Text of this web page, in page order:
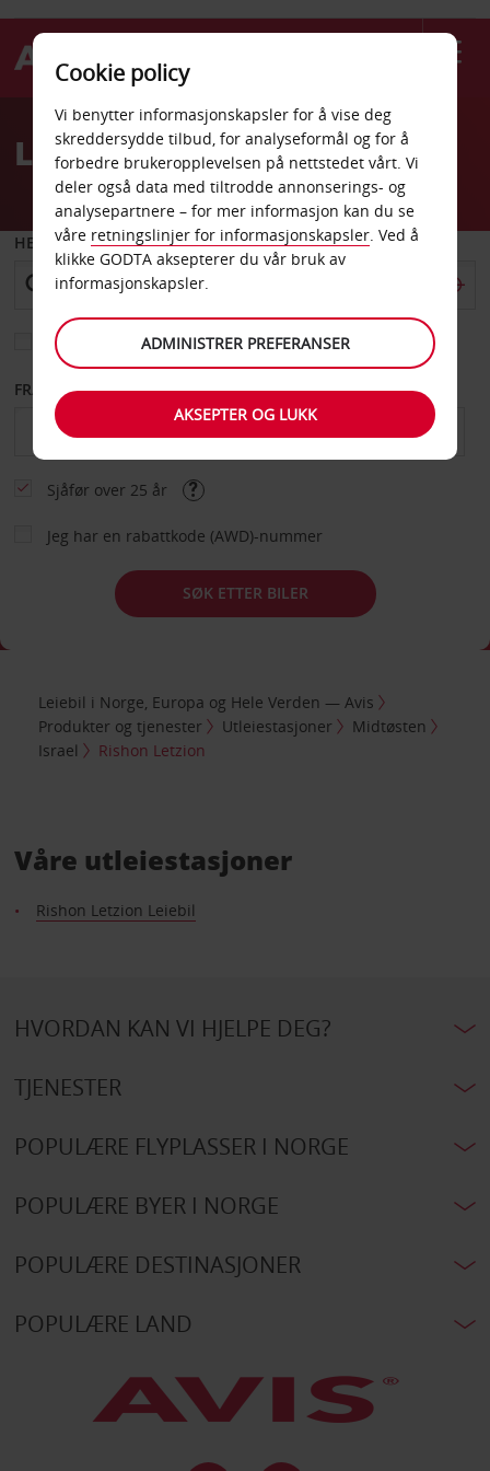
Welcome
AvisLeiebil Rishon Letzion
HENT FRA
Velg et annet leveringssted
FRA DATO TIL DATO
Sjåfør over 25 år
Jeg har en rabattkode (AWD)-nummer
SØK ETTER BILER
Leiebil i Norge, Europa og Hele Verden — Avis
Produkter og tjenester
Utleiestasjoner
Midtøsten
Israel
Rishon Letzion
Våre utleiestasjoner
Rishon Letzion Leiebil
HVORDAN KAN VI HJELPE DEG?
TJENESTER
POPULÆRE FLYPLASSER I NORGE
POPULÆRE BYER I NORGE
POPULÆRE DESTINASJONER
POPULÆRE LAND
Cookie policy
Vi benytter informasjonskapsler for å vise deg
skreddersydde tilbud, for analyseformål og for å
forbedre brukeropplevelsen på nettstedet vårt. Vi
deler også data med tiltrodde annonserings- og
analysepartnere – for mer informasjon kan du se
våre retningslinjer for informasjonskapsler. Ved å
klikke GODTA aksepterer du vår bruk av
informasjonskapsler.
ADMINISTRER PREFERANSER
AKSEPTER OG LUKK